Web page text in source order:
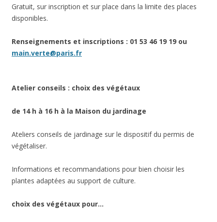
Gratuit, sur inscription et sur place dans la limite des places
disponibles.
Renseignements et inscriptions : 01 53 46 19 19 ou
main.verte@paris.fr
Atelier conseils : choix des végétaux
de 14 h à 16 h à la Maison du jardinage
Ateliers conseils de jardinage sur le dispositif du permis de
végétaliser.
Informations et recommandations pour bien choisir les
plantes adaptées au support de culture.
choix des végétaux pour…